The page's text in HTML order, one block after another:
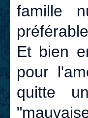
famille
Et bien
pour
quitte